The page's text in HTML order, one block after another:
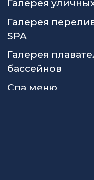
Галерея
Галерея
SPA
Галерея
бассейнов
Спа меню